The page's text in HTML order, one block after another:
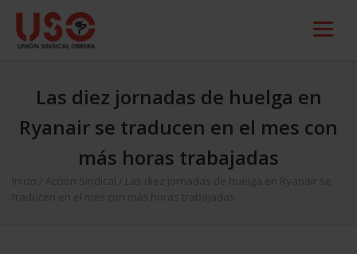
Las diez jornadas de huelga en
Ryanair se traducen en el mes con
más horas trabajadas
Inicio Acción Sindical
Las diez jornadas de huelga en Ryanair se
traducen en el mes con más horas trabajadas